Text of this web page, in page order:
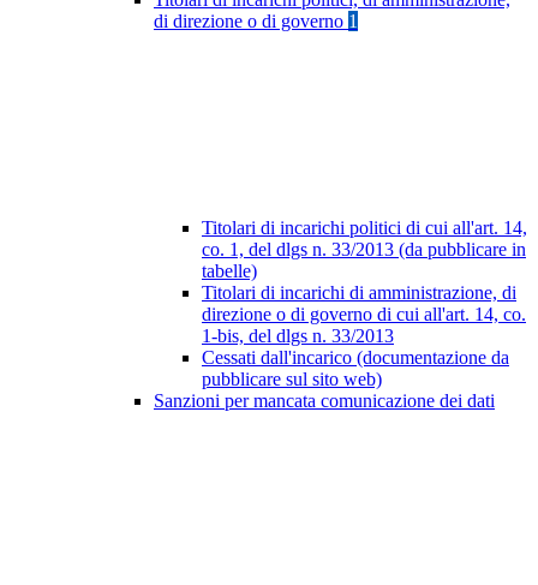
di direzione o di governo 1
Titolari di incarichi politici di cui all'art. 14,
co. 1, del dlgs n. 33/2013 (da pubblicare in
tabelle)
Titolari di incarichi di amministrazione, di
direzione o di governo di cui all'art. 14, co.
1-bis, del dlgs n. 33/2013
Cessati dall'incarico (documentazione da
pubblicare sul sito web)
Sanzioni per mancata comunicazione dei dati